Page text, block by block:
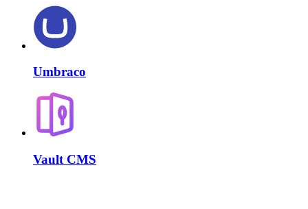
Umbraco
Vault CMS